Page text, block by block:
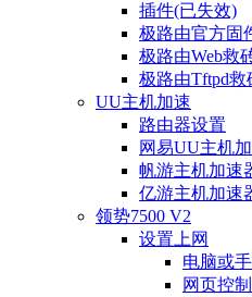
插件(已失效)
极路由官方固
极路由Web救
极路由Tftpd救
UU主机加速
路由器设置
网易UU主机
帆游主机加速
亿游主机加速
领势7500 V2
设置上网
电脑或
网页控